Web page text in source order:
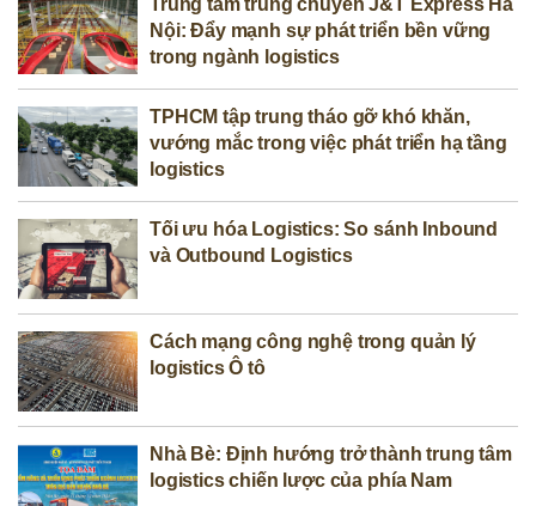
Trung tâm trung chuyển J&T Express Hà
Nội: Đẩy mạnh sự phát triển bền vững
trong ngành logistics
TPHCM tập trung tháo gỡ khó khăn,
vướng mắc trong việc phát triển hạ tầng
logistics
Tối ưu hóa Logistics: So sánh Inbound
và Outbound Logistics
Cách mạng công nghệ trong quản lý
logistics Ô tô
Nhà Bè: Định hướng trở thành trung tâm
logistics chiến lược của phía Nam